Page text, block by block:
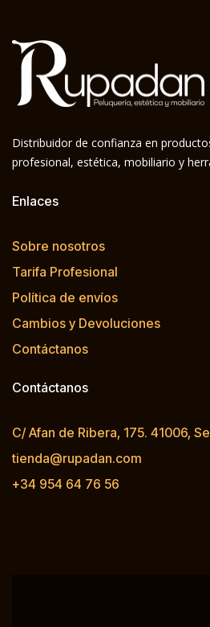
Distribuidor de confianza en
profesional, estética, mobiliario y
Enlaces
Sobre nosotros
Tarifa Profesional
Política de envíos
Cambios y Devoluciones
Contáctanos
Contáctanos
C/ Afan de Ribera, 175. 41006,
tienda@rupadan.com
+34 954 64 76 56